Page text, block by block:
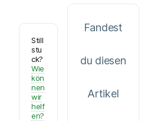
Still
stu
ck?
Wie
kön
nen
wir
helf
en?
Fandest
du diesen
Artikel